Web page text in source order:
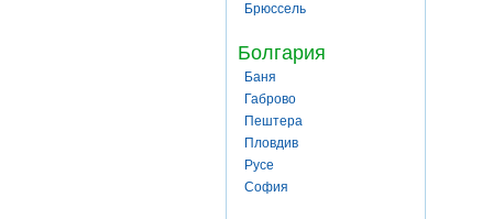
Брюссель
Болгария
Баня
Габрово
Пештера
Пловдив
Русе
София